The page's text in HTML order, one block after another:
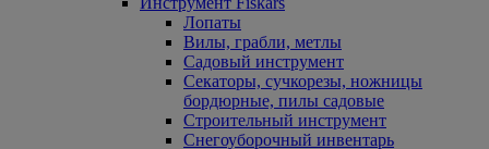
Лопаты
Вилы, грабли, метлы
Садовый инструмент
Секаторы, сучкорезы, ножницы
бордюрные, пилы садовые
Строительный инструмент
Снегоуборочный инвентарь